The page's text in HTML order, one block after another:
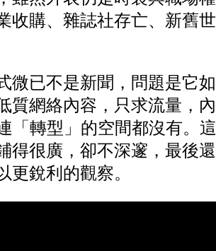
收購、雜誌社存亡、新舊世
微已不是新聞，問題是它如
質網絡內容，只求流量，內
「轉型」的空間都沒有。這
得很廣，卻不深邃，最後還
銳利的觀察。